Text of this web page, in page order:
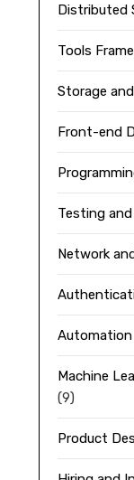
Distributed
Tools
Storage
Front-end
Testing
Network
Automation
Machine
(9)
Product